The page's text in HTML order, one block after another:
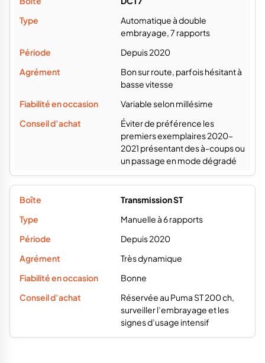
Automatique à double
embrayage, 7 rapports
Depuis 2020
Bon sur route, parfois hésitant à
basse vitesse
Variable selon millésime
Éviter de préférence les
premiers exemplaires 2020–
2021 présentant des à-coups ou
un passage en mode dégradé
Transmission ST
Manuelle à 6 rapports
Depuis 2020
Très dynamique
Bonne
Réservée au Puma ST 200 ch,
surveiller l’embrayage et les
signes d’usage intensif